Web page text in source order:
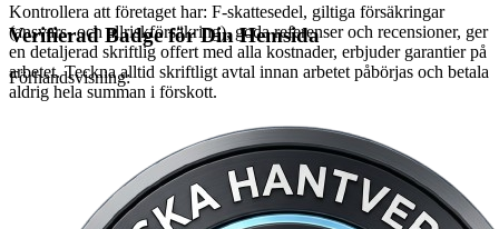
Kontrollera att företaget har: F-skattesedel, giltiga försäkringar
(ansvars- och allriskförsäkring), goda referenser och recensioner, ger
en detaljerad skriftlig offert med alla kostnader, erbjuder garantier på
arbetet. Teckna alltid skriftligt avtal innan arbetet påbörjas och betala
aldrig hela summan i förskott.
Verifierad Badge för Din Hemsida
Förhandsvisning: